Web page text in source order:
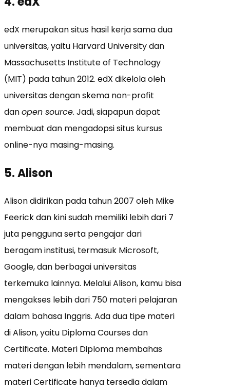
edX merupakan situs hasil kerja sama dua
universitas, yaitu Harvard University dan
Massachusetts Institute of Technology
(MIT) pada tahun 2012. edX dikelola oleh
universitas dengan skema non-profit
danopen source. Jadi, siapapun dapat
membuat dan mengadopsi situs kursus
online-nya masing-masing.
5. Alison
Alison didirikan pada tahun 2007 oleh Mike
Feerick dan kini sudah memiliki lebih dari 7
juta pengguna serta pengajar dari
beragam institusi, termasuk Microsoft,
Google, dan berbagai universitas
terkemuka lainnya. Melalui Alison, kamu bisa
mengakses lebih dari 750 materi pelajaran
dalam bahasa Inggris. Ada dua tipe materi
di Alison, yaitu Diploma Courses dan
Certificate. Materi Diploma membahas
materi dengan lebih mendalam, sementara
materi Certificate hanya tersedia dalam